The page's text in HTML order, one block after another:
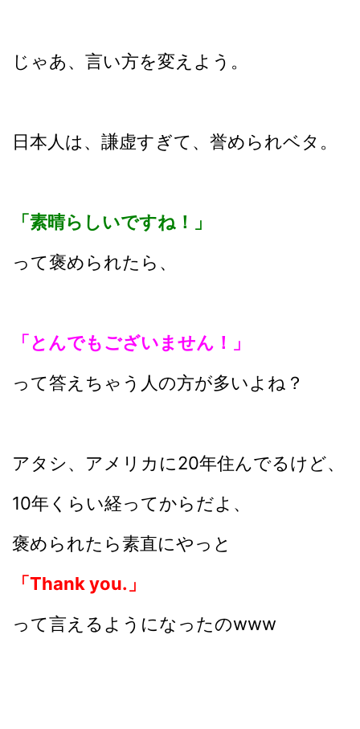
じゃあ、言い方を変えよう。
日本人は、謙虚すぎて、誉められベタ。
「素晴らしいですね！」
って褒められたら、
「とんでもございません！」
って答えちゃう人の方が多いよね？
アタシ、アメリカに20年住んでるけど、
10年くらい経ってからだよ、
褒められたら素直にやっと
「Thank you.」
って言えるようになったのwww